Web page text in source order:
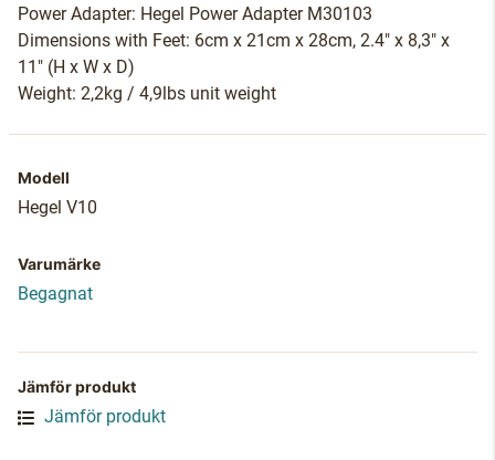
Power Adapter: Hegel Power Adapter M30103
Dimensions with Feet: 6cm x 21cm x 28cm, 2.4" x 8,3" x
11" (H x W x D)
Weight: 2,2kg / 4,9lbs unit weight
Modell
Hegel V10
Varumärke
Begagnat
Jämför produkt
Jämför produkt